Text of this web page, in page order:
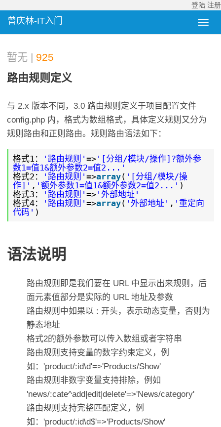
登陆 注册
曾庆林-IT入门
暂无 | 925
路由规则定义
与 2.x 版本不同，3.0 路由规则定义于项目配置文件
config.php 内，格式为数组格式，具体定义规则又分为
规则路由和正则路由。规则路由语法如下：
格式1： '路由规则' =>'[分组/模块/操作]?额外参
数1=值1&额外参数2=值2...'
格式2：
'路由规则' =>array( '[分组/模块/操
作]' , '额外参数1=值1&额外参数2=值2...' )
格式3：
'路由规则' =>'外部地址'
格式4：
'路由规则' =>array( '外部地址' , '重定向
代码' )
语法说明
路由规则即是我们要在 URL 中显示出来规则，后
面元素值部分是实际的 URL 地址及参数
路由规则中如果以 : 开头，表示动态变量，否则为
静态地址
格式2的额外参数可以传入数组或者字符串
路由规则支持变量的数字约束定义，例
如：'product/:id\d'=>'Products/Show'
路由规则非数字变量支持排除，例如
'news/:cate^add|edit|delete'=>'News/category'
路由规则支持完整匹配定义，例
如：'product/:id\d$'=>'Products/Show'